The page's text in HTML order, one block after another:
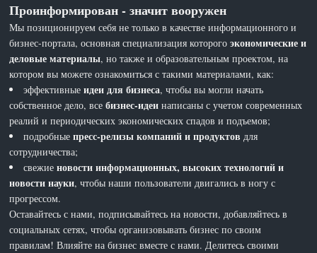
Проинформирован - значит вооружен
Мы позиционируем себя не только в качестве информационного и
бизнес-портала, основная специализация которогоэкономические и
деловые материалы, но также и образовательным проектом, на
котором вы можете ознакомиться с такими материалами, как:
эффективныеидеи для бизнеса, чтобы вы могли начать
собственное дело, всебизнес-идеи написаны с учетом современных
реалий и периодических экономических спадов и подъемов;
подробныепресс-релизы компаний и продуктов для
сотрудничества;
свежиеновости информационных, высоких технологий и
новости науки, чтобы наши пользователи двигались в ногу с
прогрессом.
Оставайтесь с нами, подписывайтесь на новости, добавляйтесь в
социальных сетях, чтобы организовывать бизнес по своим
правилам! Влияйте на бизнес вместе с нами. Делитесь своими